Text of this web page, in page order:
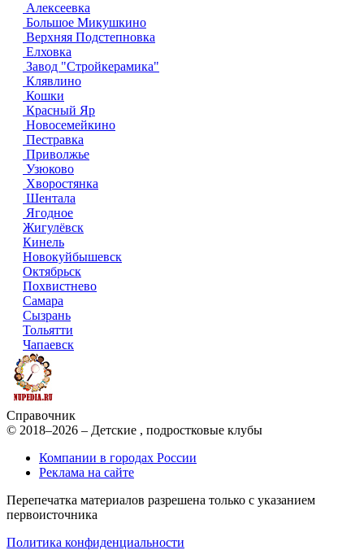
Алексеевка
Большое Микушкино
Верхняя Подстепновка
Елховка
Завод "Стройкерамика"
Клявлино
Кошки
Красный Яр
Новосемейкино
Пестравка
Приволжье
Узюково
Хворостянка
Шентала
Ягодное
Жигулёвск
Кинель
Новокуйбышевск
Октябрьск
Похвистнево
Самара
Сызрань
Тольятти
Чапаевск
Справочник
© 2018–2026 – Детские , подростковые клубы
Компании в городах России
Реклама на сайте
Перепечатка материалов разрешена только с указанием
первоисточника
Политика конфиденциальности